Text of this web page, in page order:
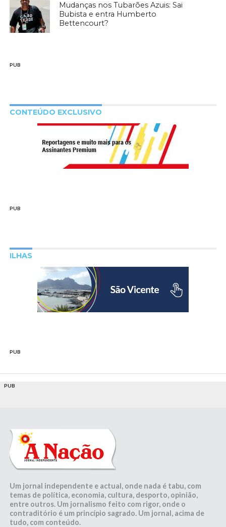
Mudanças nos Tubarões Azuis: Sai
Bubista e entra Humberto
Bettencourt?
PUB
CONTEÚDO EXCLUSIVO
PUB
ILHAS
PUB
PUB
Um jornal independente e actual, onde nada é tabu, com
temas de política, economia, cultura, desporto, opinião,
entre outros. Um jornalismo feito com rigor, onde o
contraditório é um princípio sagrado. Um jornal, acima de
tudo, com conteúdo.